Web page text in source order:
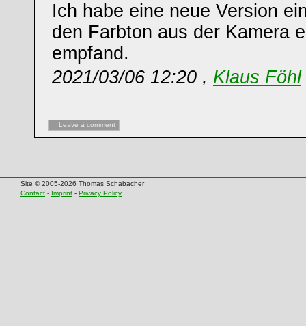
Ich habe eine neue Version
den Farbton aus der Kamera
empfand.
2021/03/06 12:20 , Klaus Föhl
Leave a comment
Site © 2005-2026 Thomas Schabacher
Contact - Imprint - Privacy Policy